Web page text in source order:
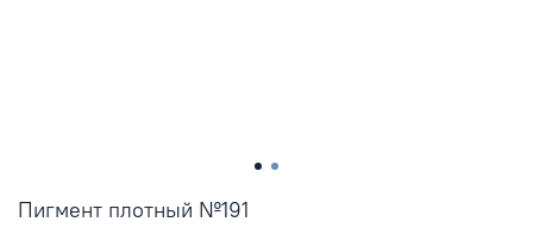
Пигмент плотный №191